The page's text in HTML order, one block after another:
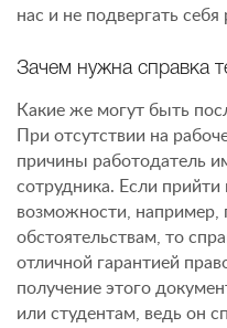
нас и не подвергать себя
Зачем нужна справка
Какие же могут быть
При отсутствии на
причины работодатель
сотрудника. Если
возможности,
обстоятельствам, то
отличной гарантией
получение этого
или студентам, ведь он